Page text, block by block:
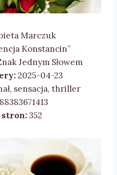
Marczuk
Konstancin”
Jednym Słowem
2025-04-23
sensacja, thriller
stron:352